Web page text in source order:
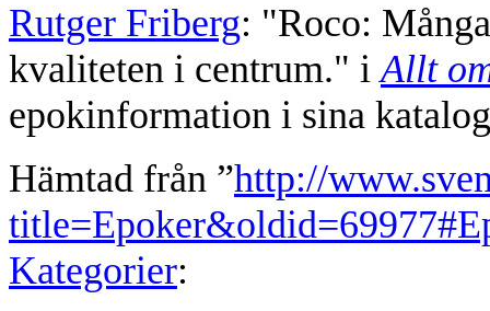
Rutger Friberg: "Roco:
kvaliteten i centrum." iAllt
epokinformation i sina
Hämtad från ”http://
Kategorier: